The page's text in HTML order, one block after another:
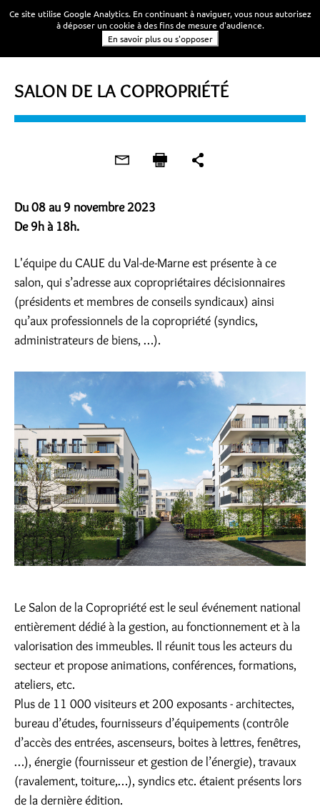
SALON DE LA COPROPRIÉTÉ
Du 08 au 9 novembre 2023
De 9h à 18h.
L'équipe du CAUE du Val-de-Marne est présente à ce
salon, qui s’adresse aux copropriétaires décisionnaires
(présidents et membres de conseils syndicaux) ainsi
qu’aux professionnels de la copropriété (syndics,
administrateurs de biens, …).
Le Salon de la Copropriété est le seul événement national
entièrement dédié à la gestion, au fonctionnement et à la
valorisation des immeubles. Il réunit tous les acteurs du
secteur et propose animations, conférences, formations,
ateliers, etc.
Plus de 11 000 visiteurs et 200 exposants - architectes,
bureau d’études, fournisseurs d’équipements (contrôle
d’accès des entrées, ascenseurs, boites à lettres, fenêtres,
…), énergie (fournisseur et gestion de l’énergie), travaux
(ravalement, toiture,…), syndics etc. étaient présents lors
de la dernière édition.
Ce site utilise Google Analytics. En continuant à naviguer, vous nous autorisez
à déposer un cookie à des fins de mesure d'audience.
En savoir plus ou s'opposer